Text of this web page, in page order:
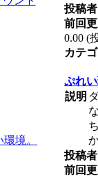
投稿
前回
0.00 (
カテ
ぷれ
説明
投稿
前回